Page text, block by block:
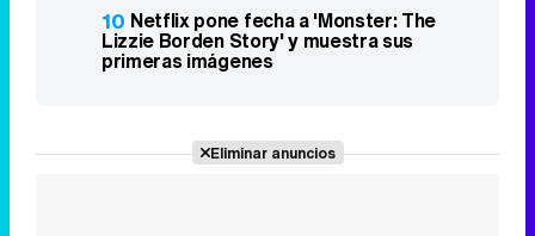
10 Netflix pone fecha a 'Monster: The
Lizzie Borden Story' y muestra sus
primeras imágenes
Eliminar anuncios